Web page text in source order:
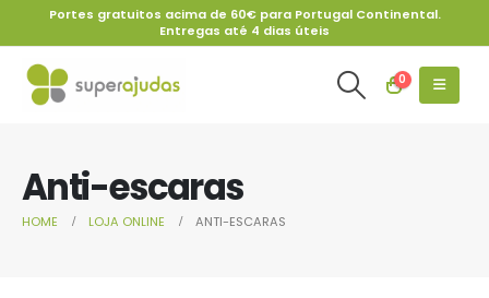
Portes gratuitos acima de 60€ para Portugal Continental.
Entregas até 4 dias úteis
0
Anti-escaras
HOME LOJA ONLINE ANTI-ESCARAS